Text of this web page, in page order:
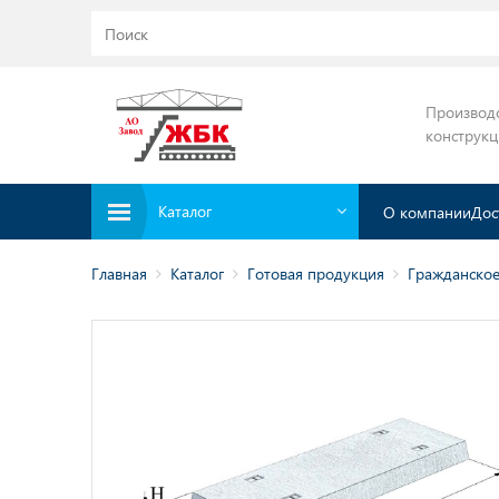
Каталог О компании
Главная Каталог Готовая продукция